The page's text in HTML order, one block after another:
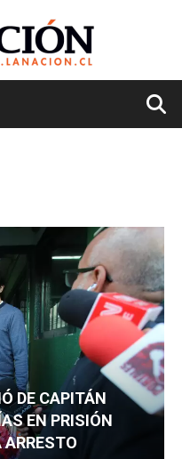
DE CAPITÁN
EN PRISIÓN